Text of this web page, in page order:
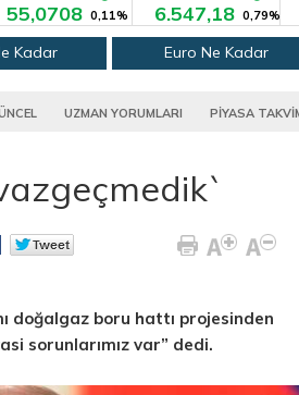
55,0708 0,11% 6.547,18 0,79%
Kadar Euro Ne Kadar
UZMAN YORUMLARI PİYASA
doğalgaz boru hattı projesinden
sorunlarımız var” dedi.